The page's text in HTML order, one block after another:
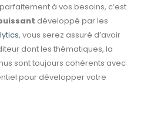
à vos besoins, c’est
développé par les
, vous serez assuré d’avoir
dont les thématiques, la
sont toujours cohérents avec
pour développer votre